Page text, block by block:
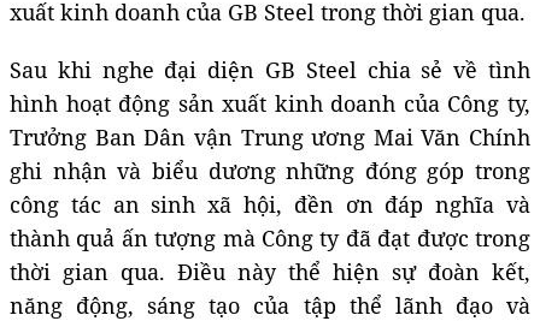
xuất kinh doanh của GB Steel trong thời gian qua.
Sau khi nghe đại diện GB Steel chia sẻ về tình
hình hoạt động sản xuất kinh doanh của Công ty,
Trưởng Ban Dân vận Trung ương Mai Văn Chính
ghi nhận và biểu dương những đóng góp trong
công tác an sinh xã hội, đền ơn đáp nghĩa và
thành quả ấn tượng mà Công ty đã đạt được trong
thời gian qua. Điều này thể hiện sự đoàn kết,
năng động, sáng tạo của tập thể lãnh đạo và